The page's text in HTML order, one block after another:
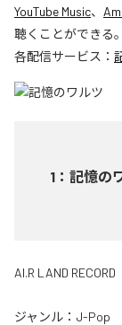
YouTube Music、
聴くことができる。
各配信サービス：
1 ： 記憶の
AI.R LAND RECORD
ジャンル： J-Pop